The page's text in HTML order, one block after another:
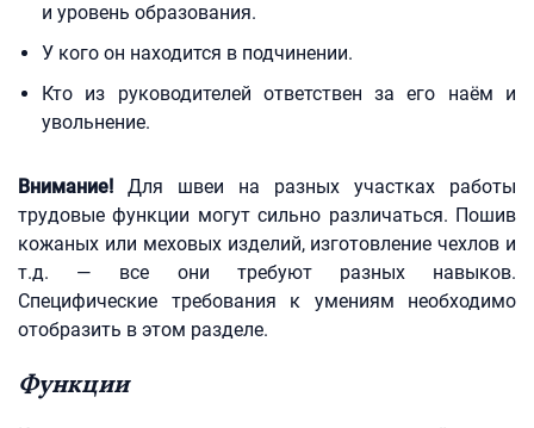
и уровень образования.
У кого он находится в подчинении.
Кто из руководителей ответствен за его наём и
увольнение.
Внимание! Для швеи на разных участках работы
трудовые функции могут сильно различаться. Пошив
кожаных или меховых изделий, изготовление чехлов и
т.д. — все они требуют разных навыков.
Специфические требования к умениям необходимо
отобразить в этом разделе.
Функции